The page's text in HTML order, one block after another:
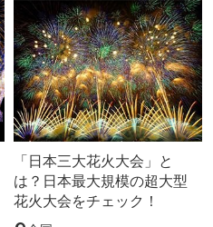
「日本三大花火大会」と
は？日本最大規模の超大型
花火大会をチェック！